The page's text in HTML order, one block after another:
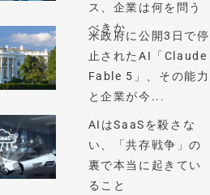
ス、企業は何を問う
べきか
米政府に公開3日で停
止されたAI「Claude
Fable 5」、その能力
と企業が今...
AIはSaaSを殺さな
い、「共存戦争」の
裏で本当に起きてい
ること